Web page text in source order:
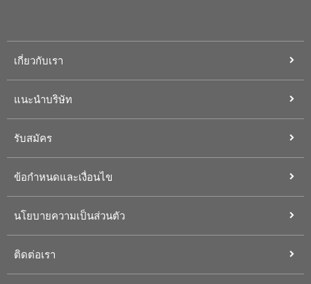
เกี่ยวกับเรา
แนะนำบริษัท
รับสมัคร
ข้อกำหนดและเงื่อนไข
นโยบายความเป็นส่วนตัว
ติดต่อเรา